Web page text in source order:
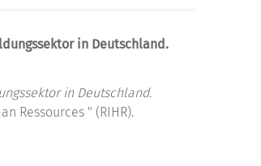
in Deutschland.
in Deutschland.
Ressources " (RIHR).